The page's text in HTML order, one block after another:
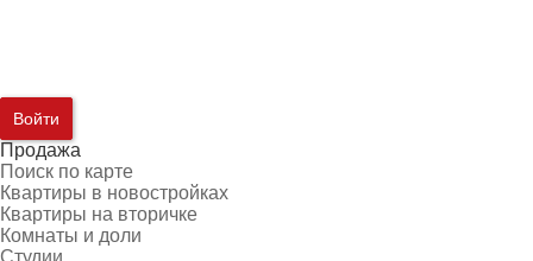
Войти
Продажа
Поиск по карте
Квартиры в новостройках
Квартиры на вторичке
Комнаты и доли
Студии